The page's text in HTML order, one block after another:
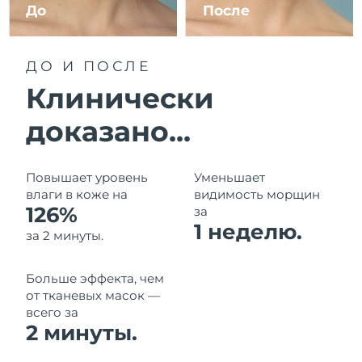
До После
ДО И ПОСЛЕ
Клинически
доказано...
Повышает уровень
влаги в коже на
126%
за 2 минуты.
Уменьшает
видимость морщин
за
1 неделю.
Больше эффекта, чем
от тканевых масок —
всего за
2 минуты.
Ожидаемая дата доставки
Италия
Япония
Джерси
Ожидаемая дата доставки
14/08/2026
Казахстан
Ожидаемая дата доставки
11/08/2026
Кувейт
Латвия